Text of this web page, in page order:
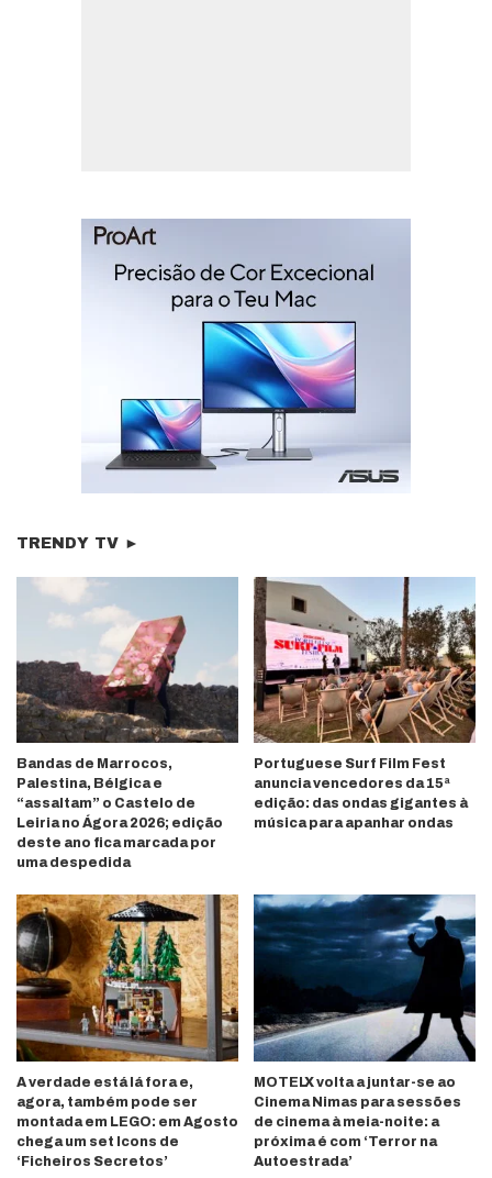
TRENDY TV ►
Bandas de Marrocos,
Palestina, Bélgica e
“assaltam” o Castelo de
Leiria no Ágora 2026; edição
deste ano fica marcada por
uma despedida
Portuguese Surf Film Fest
anuncia vencedores da 15ª
edição: das ondas gigantes à
música para apanhar ondas
A verdade está lá fora e,
agora, também pode ser
montada em LEGO: em Agosto
chega um set Icons de
‘Ficheiros Secretos’
MOTELX volta a juntar-se ao
Cinema Nimas para sessões
de cinema à meia-noite: a
próxima é com ‘Terror na
Autoestrada’